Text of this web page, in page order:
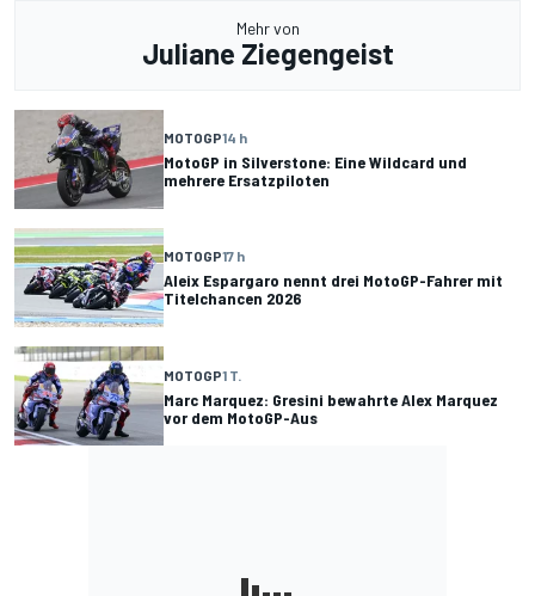
Mehr von
Juliane Ziegengeist
MOTOGP14 h
MotoGP in Silverstone: Eine Wildcard und
mehrere Ersatzpiloten
MOTOGP17 h
Aleix Espargaro nennt drei MotoGP-Fahrer mit
Titelchancen 2026
MOTOGP1 T.
Marc Marquez: Gresini bewahrte Alex Marquez
vor dem MotoGP-Aus